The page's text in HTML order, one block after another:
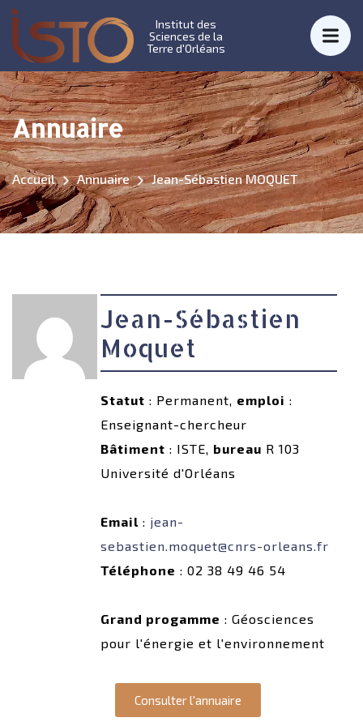
Institut des
Sciences de la
Terre d'Orléans
Annuaire
Accueil Annuaire Jean-Sébastien MOQUET
Jean-Sébastien
Moquet
Statut : Permanent, emploi :
Enseignant-chercheur
Bâtiment : ISTE, bureau R 103
Université d'Orléans
Email: jean-
sebastien.moquet@cnrs-orleans.fr
Téléphone : 02 38 49 46 54
Grand progamme : Géosciences
pour l'énergie et l'environnement
Consulter l'annuaire